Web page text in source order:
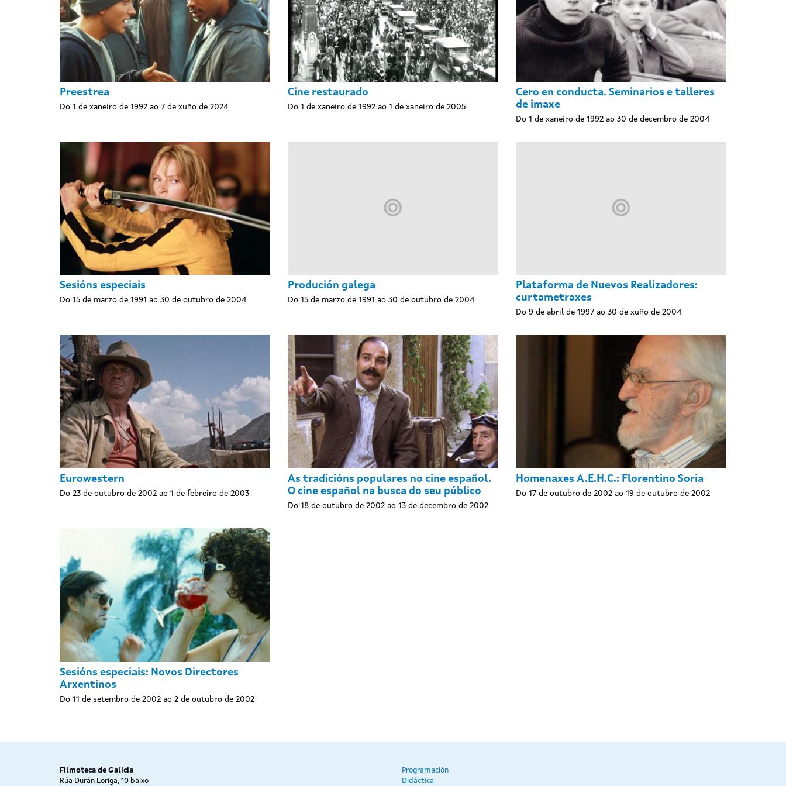
Preestrea
Do 1 de xaneiro de 1992 ao 7 de xuño de 2024
Cine restaurado
Do 1 de xaneiro de 1992 ao 1 de xaneiro de 2005
Cero en conducta. Seminarios e talleres
de imaxe
Do 1 de xaneiro de 1992 ao 30 de decembro de 2004
Sesións especiais
Do 15 de marzo de 1991 ao 30 de outubro de 2004
Produción galega
Do 15 de marzo de 1991 ao 30 de outubro de 2004
Plataforma de Nuevos Realizadores:
curtametraxes
Do 9 de abril de 1997 ao 30 de xuño de 2004
Eurowestern
Do 23 de outubro de 2002 ao 1 de febreiro de 2003
As tradicións populares no cine español.
O cine español na busca do seu público
Do 18 de outubro de 2002 ao 13 de decembro de 2002
Homenaxes A.E.H.C.: Florentino Soria
Do 17 de outubro de 2002 ao 19 de outubro de 2002
Sesións especiais: Novos Directores
Arxentinos
Do 11 de setembro de 2002 ao 2 de outubro de 2002
Filmoteca de Galicia
Rúa Durán Loriga, 10 baixo
Programación
Didáctica